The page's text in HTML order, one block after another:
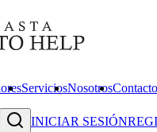
ServiciosNosotrosContacto
INICIAR SESIÓN